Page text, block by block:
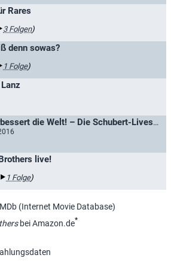
Rares
3 Folgen)
denn sowas?
1 Folge)
Olaf verbessert die Welt! – Die Schubert-Liveshow
live!
1 Folge)
(Internet Movie Database)
bei Amazon.de*